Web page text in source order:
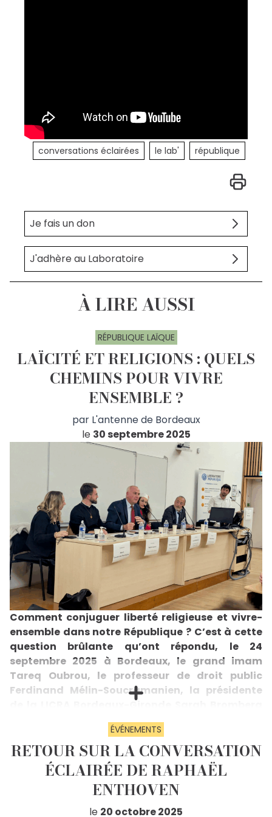
conversations éclairées le lab' république
Je fais un don
J'adhère au Laboratoire
À LIRE AUSSI
RÉPUBLIQUE LAÏQUE
LAÏCITÉ ET RELIGIONS : QUELS
CHEMINS POUR VIVRE
ENSEMBLE ?
par L'antenne de Bordeaux
le 30 septembre 2025
Comment conjuguer liberté religieuse et vivre-
ensemble dans notre République ? C’est à cette
question brûlante qu’ont répondu, le 24
septembre 2025 à Bordeaux, le grand imam
Tareq Oubrou, le professeur de droit public
Ferdinand Mélin-Soucramanien, la présidente
de la LICRA Bordeaux-Gironde Sarah Bromberg
et le prêtre Basile Dumont. Entre cadre juridique,
éducation des jeunes, égalité femmes-hommes
et diversité des pratiques spirituelles, la soirée a
offert un débat riche et sans détour sur la
laïcité, ce pilier républicain qui nous unit tous.
Le 24 septembre 2025, le Laboratoire de la
l’occasion d’une conférence consacrée au thème «
ÉVÉNEMENTS
RETOUR SUR LA CONVERSATION
ÉCLAIRÉE DE RAPHAËL
ENTHOVEN
le 20 octobre 2025